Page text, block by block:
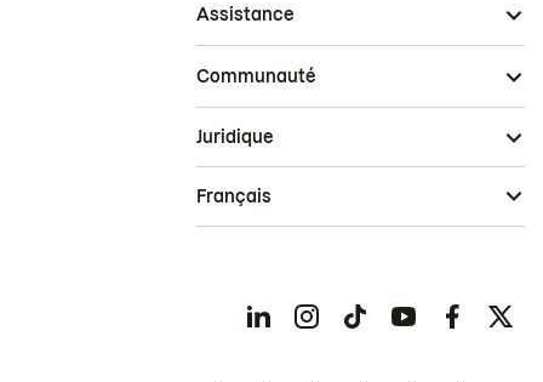
Assistance
Communauté
Juridique
Français